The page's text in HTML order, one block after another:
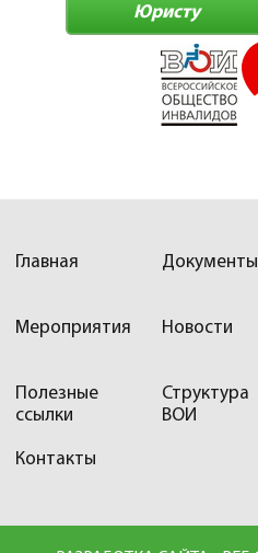
Юристу
Главная Документы
Мероприятия
Новости
Полезные
ссылки
Структура
ВОИ
Контакты